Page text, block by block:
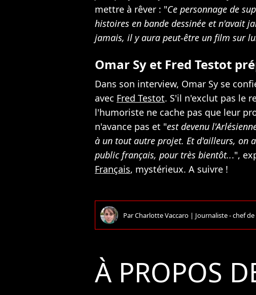
mettre à rêver : "Ce personnage de
histoires en bande dessinée et n'avait
jamais, il y aura peut-être un film sur
Omar Sy et Fred Testot
Dans son interview, Omar Sy se
avec Fred Testot. S'il n'exclut pas le
l'humoriste ne cache pas que leur
n'avance pas et "est devenu
à un tout autre projet. Et d'ailleurs, on
public français, pour très bientôt...",
Français, mystérieux. A suivre !
ParCharlotte Vaccaro | Journaliste - chef
À PROPOS